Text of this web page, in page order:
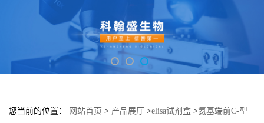
您当前的位置： 网站首页 > 产品展厅 >elisa试剂盒 >氨基端前C-型